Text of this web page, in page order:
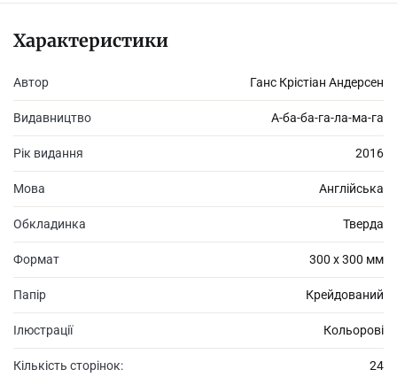
Характеристики
Автор Ганс Крістіан Андерсен
Видавництво А-ба-ба-га-ла-ма-га
Рік видання 2016
Мова Англійська
Обкладинка Тверда
Формат 300 х 300 мм
Папір Крейдований
Ілюстрації Кольорові
Кількість сторінок: 24